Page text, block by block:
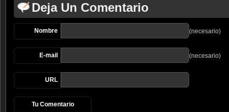
Deja Un Comentario
Nombre (necesario)
E-mail (necesario)
URL
Tu Comentario